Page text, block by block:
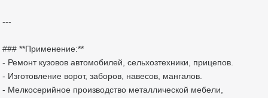
---
### **Применение:**
- Ремонт кузовов автомобилей, сельхозтехники, прицепов.
- Изготовление ворот, заборов, навесов, мангалов.
- Мелкосерийное производство металлической мебели,